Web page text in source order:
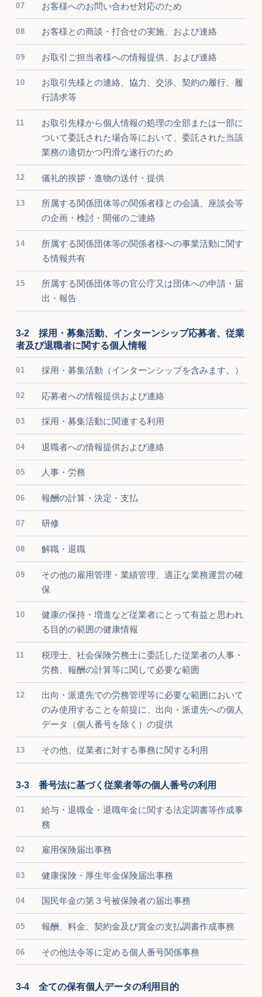
お客様へのお問い合わせ対応のため
お客様との商談・打合せの実施、および連絡
お取引ご担当者様への情報提供、および連絡
お取引先様との連絡、協力、交渉、契約の履行、履
行請求等
お取引先様から個人情報の処理の全部または一部に
ついて委託された場合等において、委託された当該
業務の適切かつ円滑な遂行のため
儀礼的挨拶・進物の送付・提供
所属する関係団体等の関係者様との会議、座談会等
の企画・検討・開催のご連絡
所属する関係団体等の関係者様への事業活動に関す
る情報共有
所属する関係団体等の官公庁又は団体への申請・届
出・報告
3-2 採用・募集活動、インターンシップ応募者、従業
者及び退職者に関する個人情報
採用・募集活動（インターンシップを含みます。）
応募者への情報提供および連絡
採用・募集活動に関連する利用
退職者への情報提供および連絡
人事・労務
報酬の計算・決定・支払
研修
解職・退職
その他の雇用管理・業績管理、適正な業務運営の確
保
健康の保持・増進など従業者にとって有益と思われ
る目的の範囲の健康情報
税理士、社会保険労務士に委託した従業者の人事・
労務、報酬の計算等に関して必要な範囲
出向・派遣先での労務管理等に必要な範囲において
のみ使用することを前提に、出向・派遣先への個人
データ（個人番号を除く）の提供
その他、従業者に対する事務に関する利用
3-3 番号法に基づく従業者等の個人番号の利用
給与・退職金・退職年金に関する法定調書等作成事
務
雇用保険届出事務
健康保険・厚生年金保険届出事務
国民年金の第３号被保険者の届出事務
報酬、料金、契約金及び賞金の支払調書作成事務
その他法令等に定める個人番号関係事務
3-4 全ての保有個人データの利用目的